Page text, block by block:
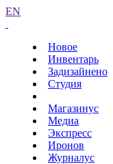
EN
Новое
Инвентарь
Задизайнено
Студия
Магазинус
Медиа
Экспресс
Иронов
Журналус